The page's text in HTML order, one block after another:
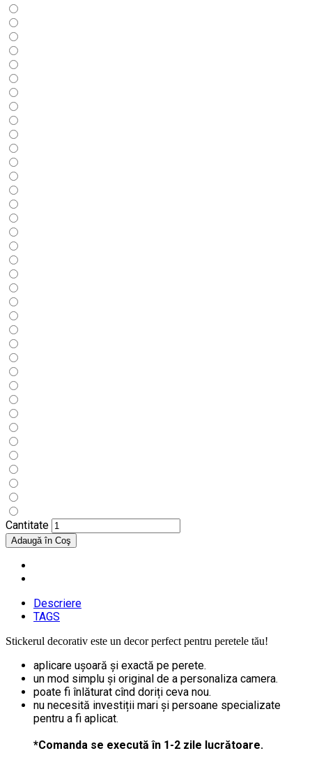
Cantitate
Descriere
TAGS
Stickerul decorativ este un decor perfect pentru peretele tău!
aplicare ușoară și exactă pe perete.
un mod simplu și original de a personaliza camera.
poate fi înlăturat cînd doriți ceva nou.
nu necesită investiții mari și persoane specializate
pentru a fi aplicat.
*Comanda se execută în 1-2 zile lucrătoare.